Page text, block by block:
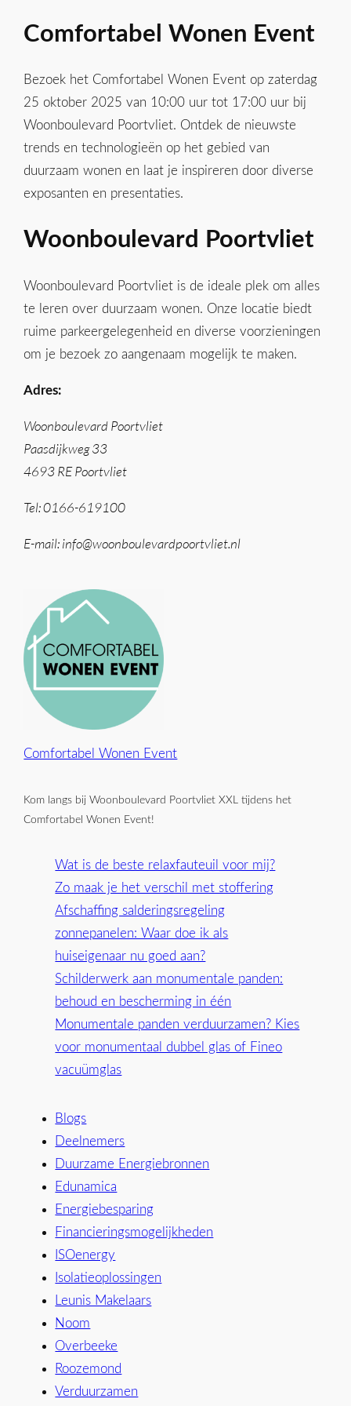
Comfortabel Wonen Event
Bezoek het Comfortabel Wonen Event op zaterdag
25 oktober 2025 van 10:00 uur tot 17:00 uur bij
Woonboulevard Poortvliet. Ontdek de nieuwste
trends en technologieën op het gebied van
duurzaam wonen en laat je inspireren door diverse
exposanten en presentaties.
Woonboulevard Poortvliet
Woonboulevard Poortvliet is de ideale plek om alles
te leren over duurzaam wonen. Onze locatie biedt
ruime parkeergelegenheid en diverse voorzieningen
om je bezoek zo aangenaam mogelijk te maken.
Adres:
Woonboulevard Poortvliet
Paasdijkweg 33
4693 RE Poortvliet
Tel: 0166-619100
E-mail: info@woonboulevardpoortvliet.nl
Comfortabel Wonen Event
Kom langs bij Woonboulevard Poortvliet XXL tijdens het
Comfortabel Wonen Event!
Wat is de beste relaxfauteuil voor mij?
Zo maak je het verschil met stoffering
Afschaffing salderingsregeling
zonnepanelen: Waar doe ik als
huiseigenaar nu goed aan?
Schilderwerk aan monumentale panden:
behoud en bescherming in één
Monumentale panden verduurzamen? Kies
voor monumentaal dubbel glas of Fineo
vacuümglas
Blogs
Deelnemers
Duurzame Energiebronnen
Edunamica
Energiebesparing
Financieringsmogelijkheden
ISOenergy
Isolatieoplossingen
Leunis Makelaars
Noom
Overbeeke
Roozemond
Verduurzamen